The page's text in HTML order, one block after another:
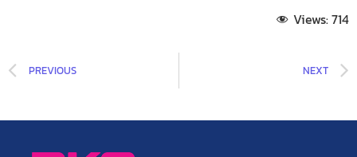
Views:714
PREVIOUS NEXT